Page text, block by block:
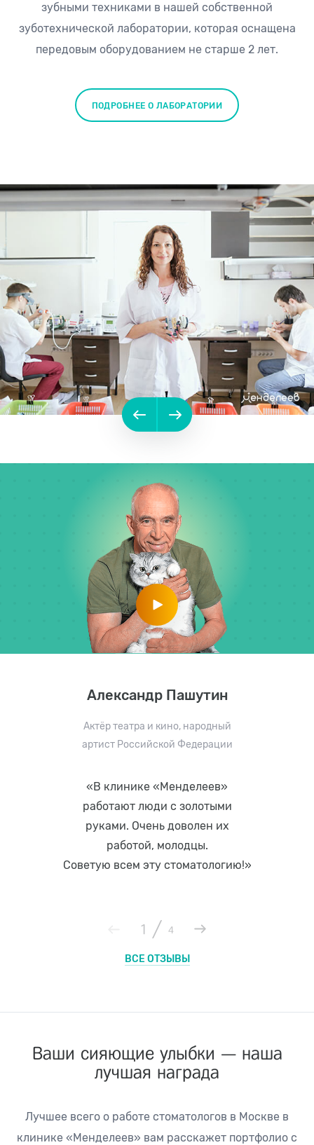
зубными техниками в нашей собственной
зуботехнической лаборатории, которая оснащена
передовым оборудованием не старше 2 лет.
ПОДРОБНЕЕ О ЛАБОРАТОРИИ
Александр Пашутин
Актёр театра и кино, народный
артист Российской Федерации
«В клинике «Менделеев»
работают люди с золотыми
руками. Очень доволен их
работой, молодцы.
Советую всем эту стоматологию!»
1 / 4
ВСЕ ОТЗЫВЫ
Ваши сияющие улыбки — наша
лучшая награда
Лучшее всего о работе стоматологов в Москве в
клинике «Менделеев» вам расскажет портфолио с